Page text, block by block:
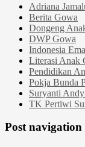
Adriana
Berita Gowa
Dongeng
DWP Gowa
Indonesia
Literasi Anak
Pendidikan
Pokja Bunda
Suryanti
TK Pertiwi
Post navigation